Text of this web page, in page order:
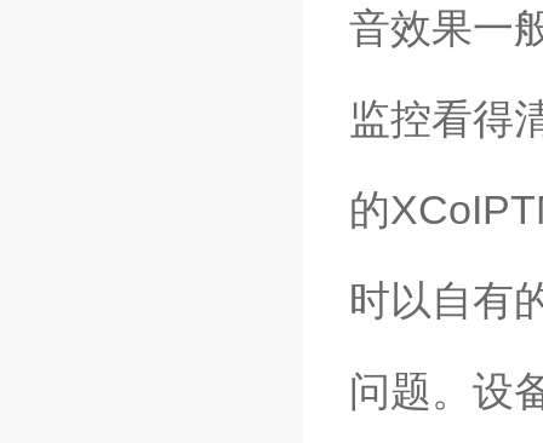
音效果一
监控看得
的
时以自有
问题。设